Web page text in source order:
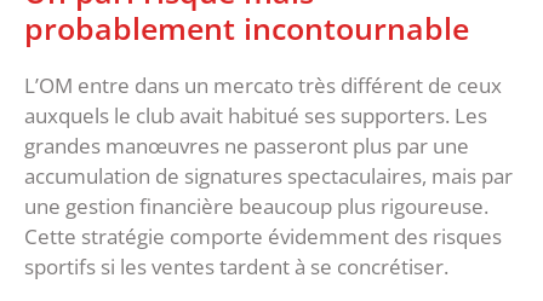
probablement incontournable
‎L’OM entre dans un mercato très différent de ceux
auxquels le club avait habitué ses supporters. Les
grandes manœuvres ne passeront plus par une
accumulation de signatures spectaculaires, mais par
une gestion financière beaucoup plus rigoureuse.
‎Cette stratégie comporte évidemment des risques
sportifs si les ventes tardent à se concrétiser.